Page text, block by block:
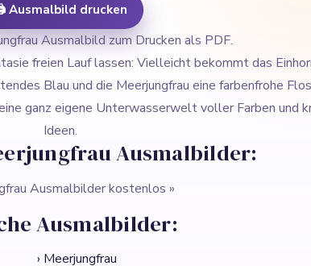
Ausmalbild drucken
Ausmalbild zum Drucken als PDF.
freien Lauf lassen: Vielleicht bekommt das
Blau und die Meerjungfrau eine farbenfrohe
ganz eigene Unterwasserwelt voller Farben und
Ideen.
Ausmalbilder:
Ausmalbilder kostenlos »
Ausmalbilder:
› Meerjungfrau